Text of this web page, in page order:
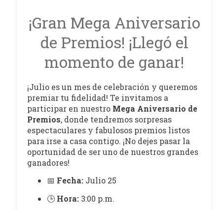
¡Gran Mega Aniversario
de Premios! ¡Llegó el
momento de ganar!
¡Julio es un mes de celebración y queremos
premiar tu fidelidad! Te invitamos a
participar en nuestro Mega Aniversario de
Premios, donde tendremos sorpresas
espectaculares y fabulosos premios listos
para irse a casa contigo. ¡No dejes pasar la
oportunidad de ser uno de nuestros grandes
ganadores!
📅 Fecha: Julio 25
🕒 Hora: 3:00 p.m.